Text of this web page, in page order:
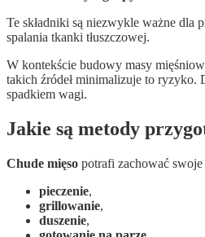
Te składniki są niezwykle ważne dla
spalania tkanki tłuszczowej.
W kontekście budowy masy
takich źródeł minimalizuje to ryzyko.
spadkiem wagi.
Jakie są metody
Chude mięso potrafi zachować
pieczenie,
grillowanie,
duszenie,